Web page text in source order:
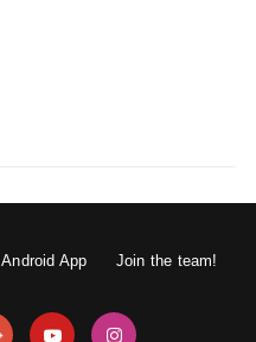
Android App Join the team!